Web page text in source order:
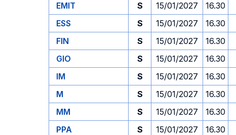
EMIT
S 15/01/2027 16.30
ESS
S 15/01/2027 16.30
FIN
S 15/01/2027 16.30
GIO
S 15/01/2027 16.30
IM
S 15/01/2027 16.30
M
S 15/01/2027 16.30
MM
S 15/01/2027 16.30
PPA
S 15/01/2027 16.30